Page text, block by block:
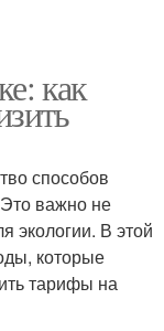
как
способов
важно не
экологии. В этой
которые
тарифы на